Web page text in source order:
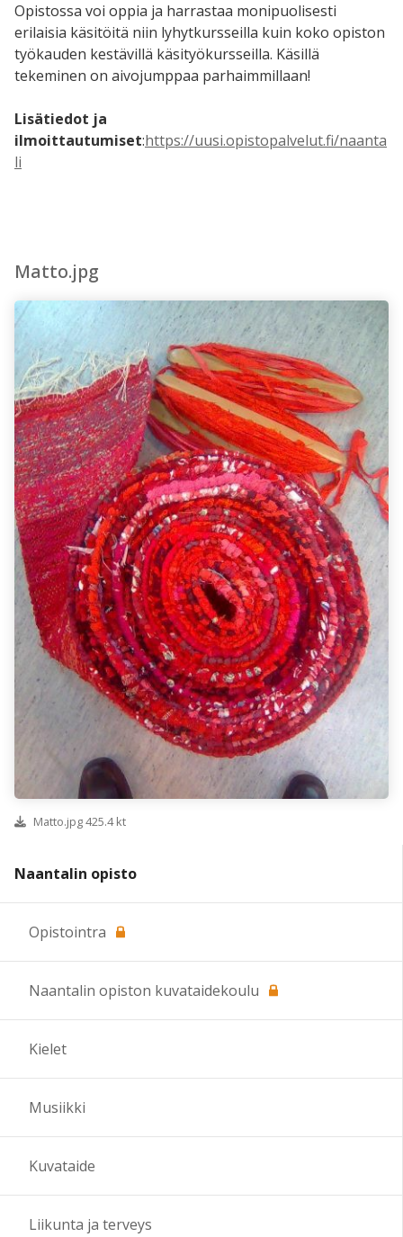
Opistossa voi oppia ja harrastaa monipuolisesti
erilaisia käsitöitä niin lyhytkursseilla kuin koko opiston
työkauden kestävillä käsityökursseilla. Käsillä
tekeminen on aivojumppaa parhaimmillaan!
Lisätiedot ja
ilmoittautumiset:https://uusi.opistopalvelut.fi/naanta
li
Matto.jpg
Matto.jpg 425.4 kt
Naantalin opisto
Opistointra
Naantalin opiston kuvataidekoulu
Kielet
Musiikki
Kuvataide
Liikunta ja terveys